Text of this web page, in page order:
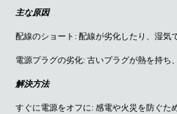
主な原因
配線のショート: 配線が劣化したり、湿気
電源プラグの劣化: 古いプラグが熱を持ち
解決方法
すぐに電源をオフに: 感電や火災を防ぐた